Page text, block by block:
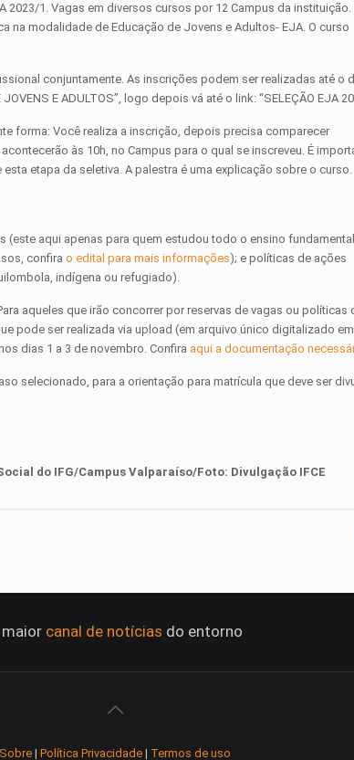
1. Vagas em diversos cursos por 12 Campus da instituição.
na modalidade de Educação de Jovens e Adultos- EJA. O curso
conjuntamente. As inscrições podem ser realizadas até o
JOVENS E ADULTOS”, logo depois vá até o link: “SELEÇÃO EJA
forma: Você realiza a inscrição, depois precisa comparecer
às 10h, no Campus para o qual se inscreveu. É
etapa da seletiva. A palestra é uma explicação sobre o curso.
aqui apenas para quem estudou todo o ensino
confirao edital para mais informações); e políticas de ações
indígena ou refugiado).
aqueles que irão concorrer por reservas de vagas ou políticas
pode ser realizada via upload (em arquivo único digitalizado em
dias 1 a 3 de novembro. Confira aqui a documentação
selecionado, para a orientação para matrícula que deve ser
do IFG/Campus Valparaíso/Foto: Divulgação IFCE
maior canal de notícias do entorno
Sobre | Política Privacidade | Termos de uso